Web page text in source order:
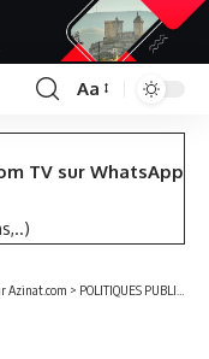
Font
Resizer
Aa
TV sur WhatsApp
Azinat.com > POLITIQUES PUBLIQUES